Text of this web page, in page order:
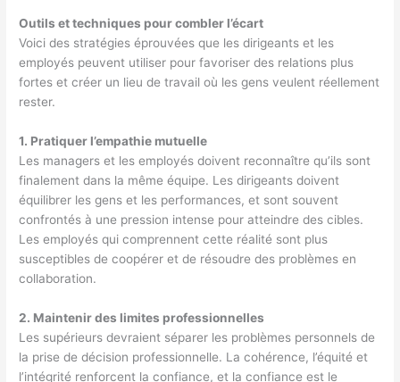
Outils et techniques pour combler l’écart
Voici des stratégies éprouvées que les dirigeants et les
employés peuvent utiliser pour favoriser des relations plus
fortes et créer un lieu de travail où les gens veulent réellement
rester.
1. Pratiquer l’empathie mutuelle
Les managers et les employés doivent reconnaître qu’ils sont
finalement dans la même équipe. Les dirigeants doivent
équilibrer les gens et les performances, et sont souvent
confrontés à une pression intense pour atteindre des cibles.
Les employés qui comprennent cette réalité sont plus
susceptibles de coopérer et de résoudre des problèmes en
collaboration.
2. Maintenir des limites professionnelles
Les supérieurs devraient séparer les problèmes personnels de
la prise de décision professionnelle. La cohérence, l’équité et
l’intégrité renforcent la confiance, et la confiance est le